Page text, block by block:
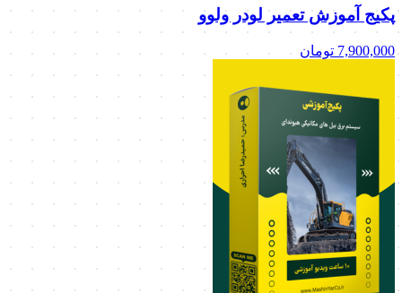
پکیج آموزش تعمیر لودر ولوو
7,900,000 تومان